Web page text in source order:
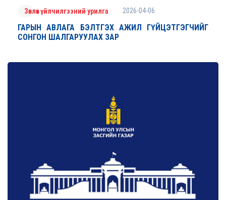
Зөвлөх үйлчилгээний урилга 2026-04-06
ГАРЫН АВЛАГА БЭЛТГЭХ АЖИЛ ГҮЙЦЭТГЭГЧИЙГ
СОНГОН ШАЛГАРУУЛАХ ЗАР